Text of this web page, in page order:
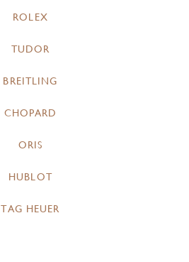
ROLEX
TUDOR
BREITLING
CHOPARD
ORIS
HUBLOT
TAG HEUER